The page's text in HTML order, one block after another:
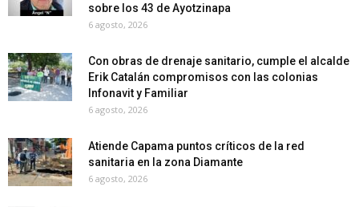
sobre los 43 de Ayotzinapa
6 agosto, 2026
Con obras de drenaje sanitario, cumple el alcalde
Erik Catalán compromisos con las colonias
Infonavit y Familiar
6 agosto, 2026
Atiende Capama puntos críticos de la red
sanitaria en la zona Diamante
6 agosto, 2026